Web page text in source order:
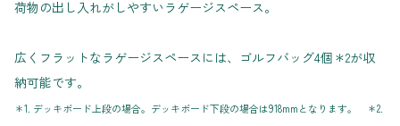
荷物の出し入れがしやすいラゲージスペース。
広くフラットなラゲージスペースには、ゴルフバッグ4個＊2が収
納可能です。
＊1. デッキボード上段の場合。デッキボード下段の場合は918mmとなります。 ＊2.